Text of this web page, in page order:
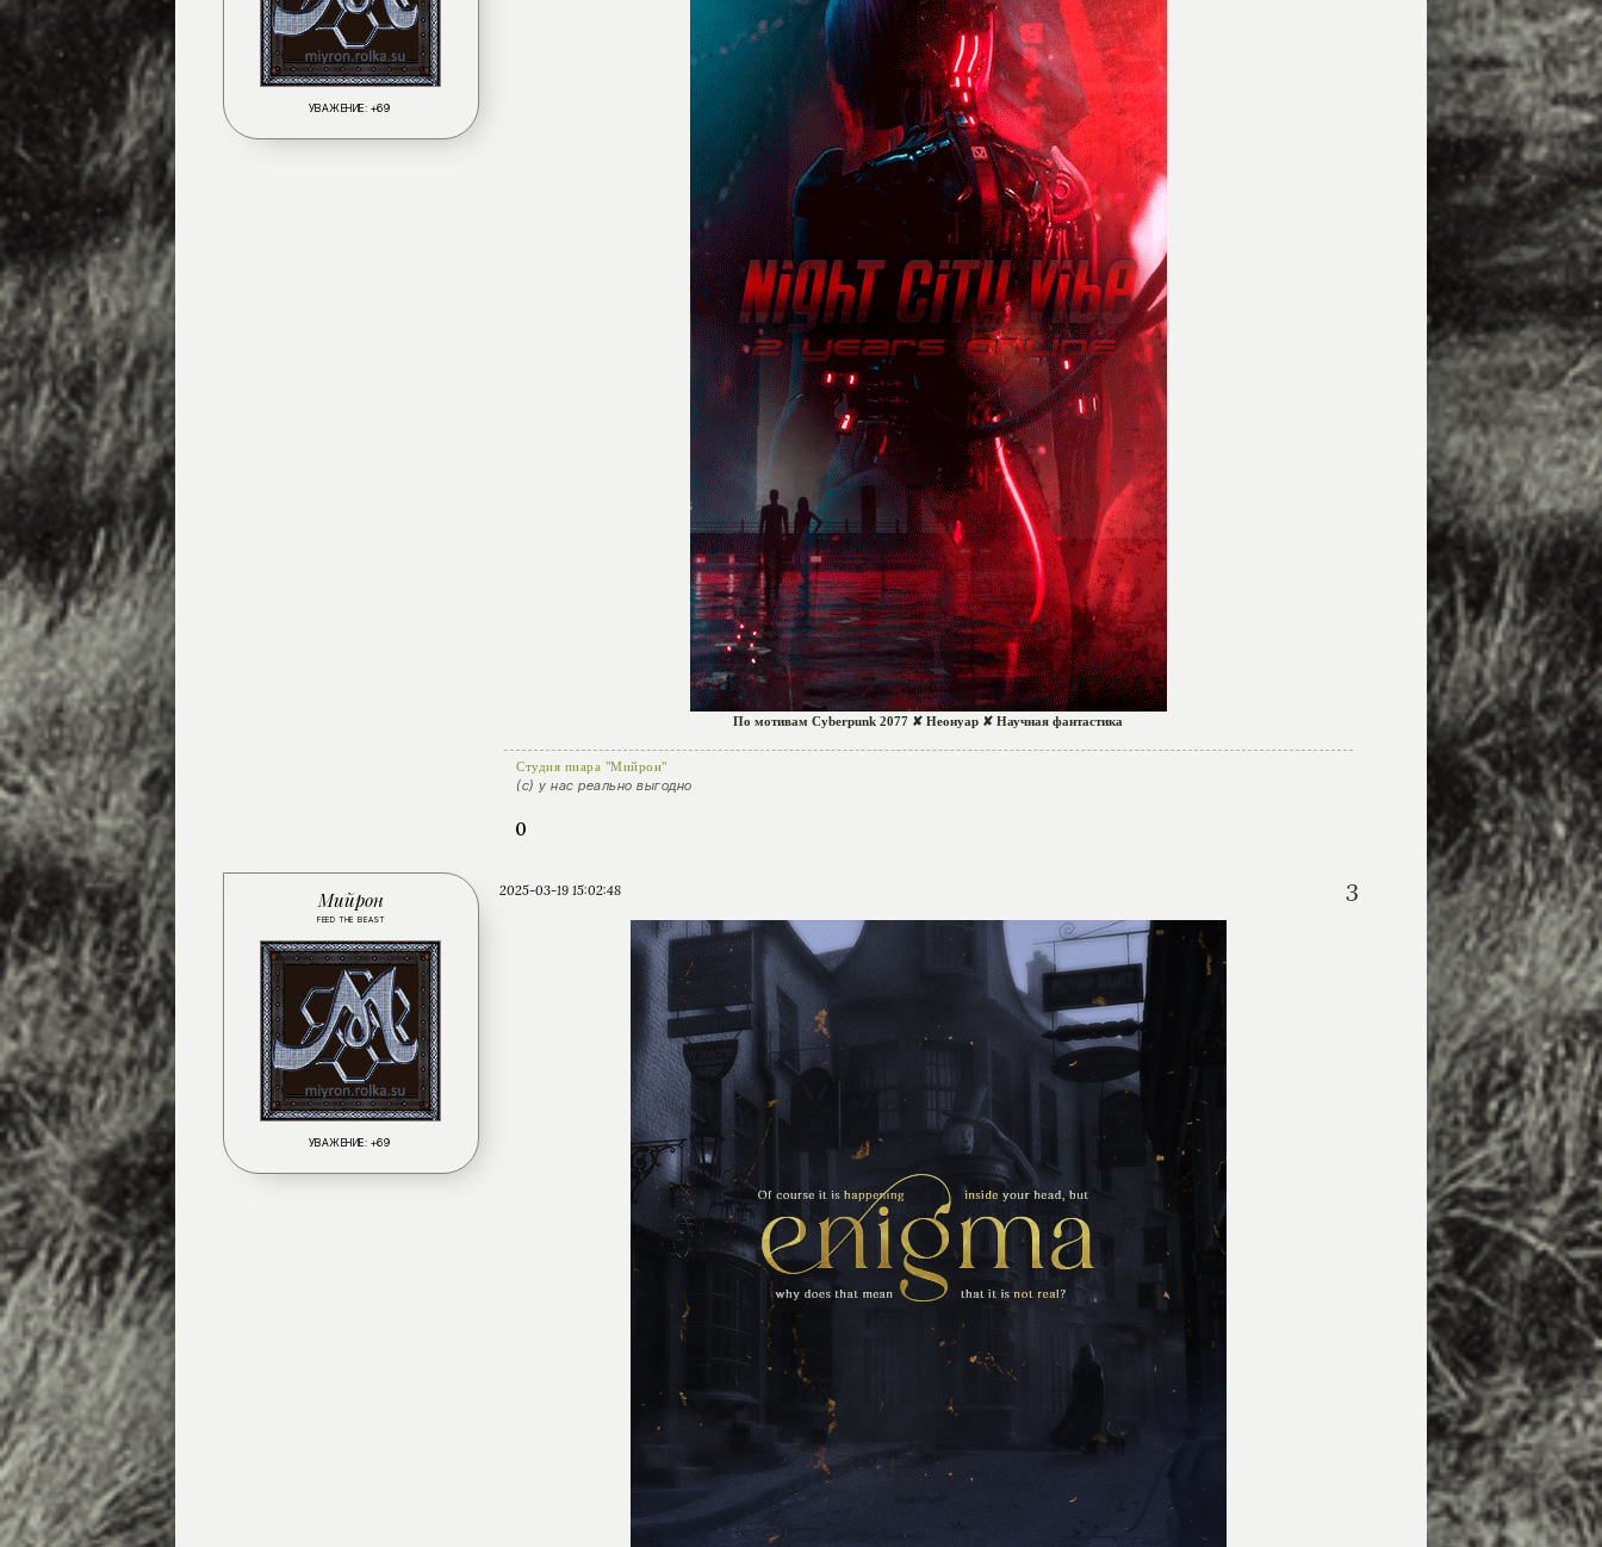
УВАЖЕНИЕ: +69
По мотивам Cyberpunk 2077 ✘ Неонуар ✘ Научная фантастика
Студия пиара "Мийрон"
(с) у нас реально выгодно
0
3
2025-03-19 15:02:48
Мийрон
FEED THE BEAST
УВАЖЕНИЕ: +69